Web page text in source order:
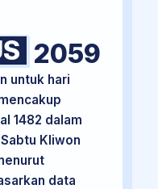
2059
untuk hari
1482 dalam
Kliwon
data